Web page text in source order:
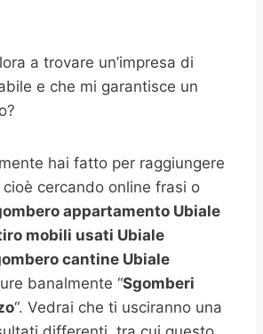
a trovare un’impresa di
e che mi garantisce un
hai fatto per raggiungere
cercando online frasi o
appartamento Ubiale
mobili usati Ubiale
cantine Ubiale
banalmente “Sgomberi
“. Vedrai che ti usciranno una